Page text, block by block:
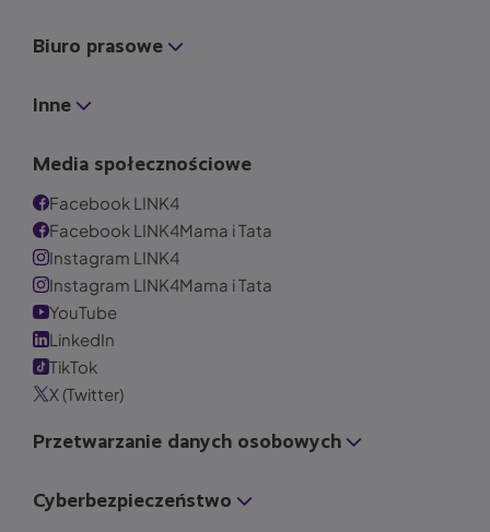
Biuro prasowe
Inne
Media społecznościowe
Facebook LINK4
Facebook LINK4Mama i Tata
Instagram LINK4
Instagram LINK4Mama i Tata
YouTube
LinkedIn
TikTok
X (Twitter)
Przetwarzanie danych osobowych
Cyberbezpieczeństwo